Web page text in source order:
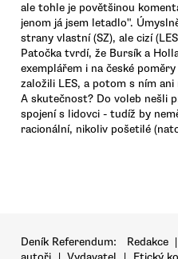
ale tohle je povětšinou
jenom já jsem letadlo".
strany vlastní (SZ), ale cizí
Patočka tvrdí, že Bursík a
exemplářem i na české
založili LES, a potom s ním ani
A skutečnost? Do voleb nešli
spojení s lidovci - tudíž by
racionální, nikoliv pošetilé
Deník Referendum: Redakce |